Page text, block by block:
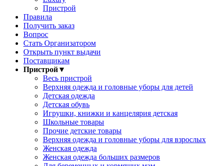
Пристрой
Правила
Получить заказ
Вопрос
Стать Организатором
Открыть пункт выдачи
Поставщикам
Пристрой▼
Весь пристрой
Верхняя одежда и головные уборы для детей
Детская одежда
Детская обувь
Игрушки, книжки и канцелярия детская
Школьные товары
Прочие детские товары
Верхняя одежда и головные уборы для взрослых
Женская одежда
Женская одежда больших размеров